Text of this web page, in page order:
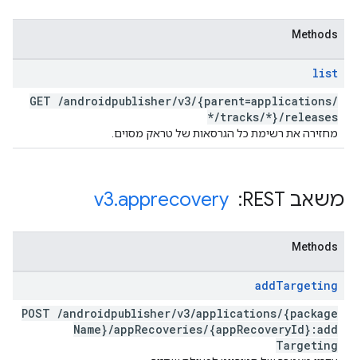
Methods
list
GET /androidpublisher/v3/{parent=applications/
*/tracks/*}/releases
מחזירה את רשימת כל הגרסאות של טראק מסוים.
משאב REST: ‏ v3.apprecovery
Methods
addTargeting
POST /androidpublisher/v3/applications/{package
Name}/appRecoveries/{appRecoveryId}:add
Targeting